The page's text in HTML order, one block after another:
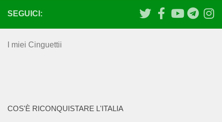
SEGUICI:
I miei Cinguettii
COS'È RICONQUISTARE L'ITALIA